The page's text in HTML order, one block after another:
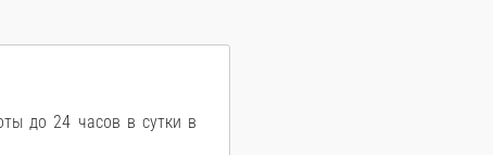
до 24 часов в сутки в